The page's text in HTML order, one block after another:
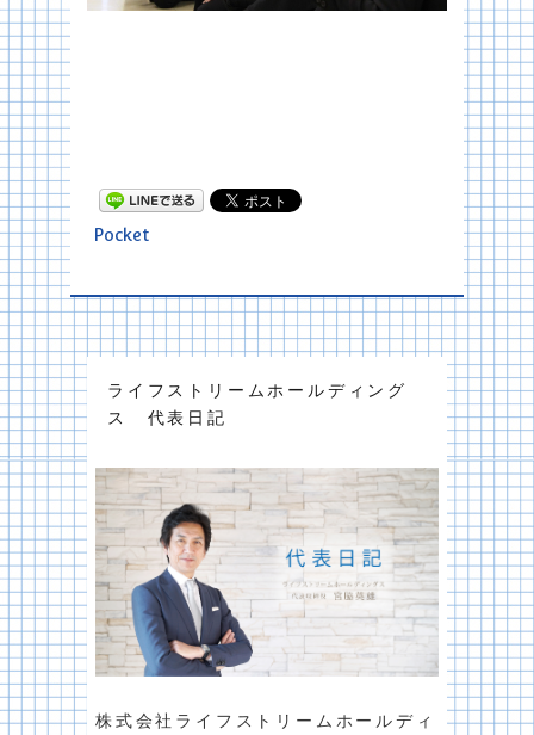
Pocket
ライフストリームホールディング
ス 代表日記
株式会社ライフストリームホールディ